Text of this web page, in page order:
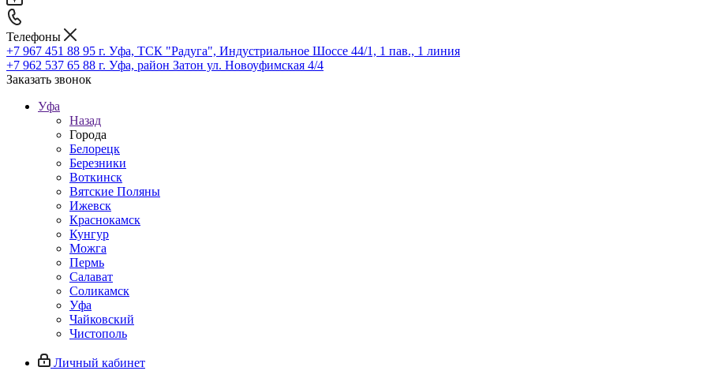
Телефоны
+7 967 451 88 95 г. Уфа, ТСК "Радуга", Индустриальное Шоссе 44/1, 1 пав., 1 линия
+7 962 537 65 88 г. Уфа, район Затон ул. Новоуфимская 4/4
Заказать звонок
Уфа
Назад
Города
Белорецк
Березники
Воткинск
Вятские Поляны
Ижевск
Краснокамск
Кунгур
Можга
Пермь
Салават
Соликамск
Уфа
Чайковский
Чистополь
Личный кабинет